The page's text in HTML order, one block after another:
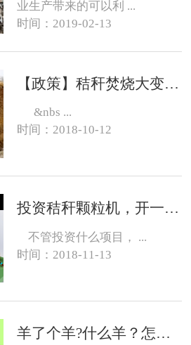
业生产带来的可以利 ...
时间：2019-02-13
【政策】秸秆焚烧大变化，有的地方可以烧了
&nbs ...
时间：2018-10-12
投资秸秆颗粒机，开一个生物质燃料颗粒厂大约需要投资多少钱？
不管投资什么项目， ...
时间：2018-11-13
羊了个羊?什么羊？怎么养？